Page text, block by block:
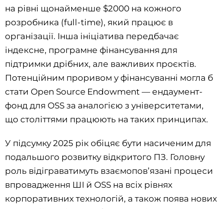
на рівні щонайменше $2000 на кожного
розробника (full-time), який працює в
організації. Інша ініціатива передбачає
індексне, програмне фінансування для
підтримки дрібних, але важливих проєктів.
Потенційним проривом у фінансуванні могла б
стати Open Source Endowment — ендаумент-
фонд для OSS за аналогією з університетами,
що століттями працюють на таких принципах.
У підсумку 2025 рік обіцяє бути насиченим для
подальшого розвитку відкритого ПЗ. Головну
роль відіграватимуть взаємопов’язані процеси
впровадження ШІ й OSS на всіх рівнях
корпоративних технологій, а також поява нових